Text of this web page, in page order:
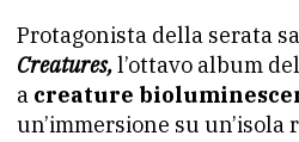
Protagonista della serata
Creatures,l’ottavo album
a creature
un’immersione su un’isola